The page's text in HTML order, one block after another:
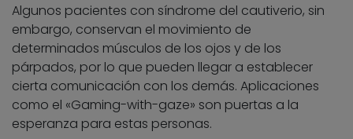
Algunos pacientes con síndrome del cautiverio, sin
embargo, conservan el movimiento de
determinados músculos de los ojos y de los
párpados, por lo que pueden llegar a establecer
cierta comunicación con los demás. Aplicaciones
como el «Gaming-with-gaze» son puertas a la
esperanza para estas personas.